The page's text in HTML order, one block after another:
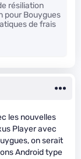
résiliation
pour Bouygues
de frais
les nouvelles
Player avec
on serait
Android type